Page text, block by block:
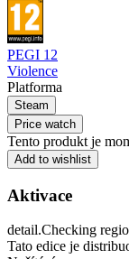
PEGI 12
Violence
Platforma
Steam
Price watch
Tento produkt je
Add to wishlist
Aktivace
detail.Checking
Tato edice je